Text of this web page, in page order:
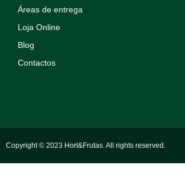
Áreas de entrega
Loja Online
Blog
Contactos
Copyright © 2023 Hort&Frutas. All rights reserved.